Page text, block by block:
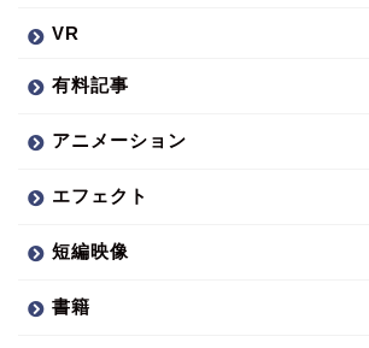
VR
有料記事
アニメーション
エフェクト
短編映像
書籍